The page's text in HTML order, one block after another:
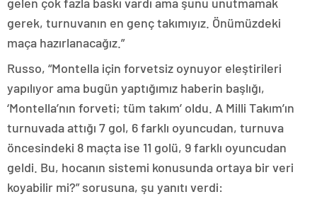
gerek, turnuvanın en genç takımıyız. Önümüzdeki
maça hazırlanacağız.”
Russo, “Montella için forvetsiz oynuyor eleştirileri
yapılıyor ama bugün yaptığımız haberin başlığı,
‘Montella’nın forveti; tüm takım’ oldu. A Milli Takım’ın
turnuvada attığı 7 gol, 6 farklı oyuncudan, turnuva
öncesindeki 8 maçta ise 11 golü, 9 farklı oyuncudan
geldi. Bu, hocanın sistemi konusunda ortaya bir veri
koyabilir mi?” sorusuna, şu yanıtı verdi: